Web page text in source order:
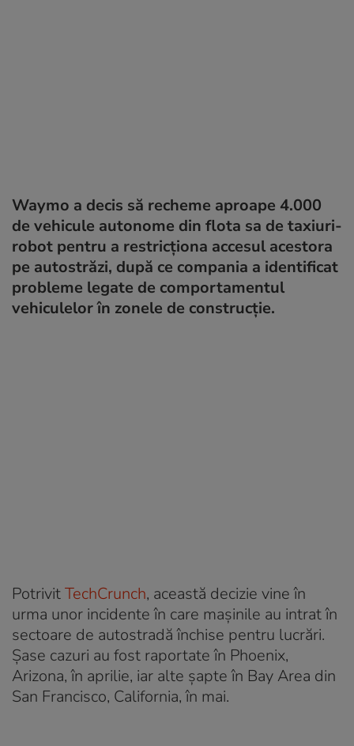
Waymo a decis să recheme aproape 4.000
de vehicule autonome din flota sa de taxiuri-
robot pentru a restricționa accesul acestora
pe autostrăzi, după ce compania a identificat
probleme legate de comportamentul
vehiculelor în zonele de construcție.
PotrivitTechCrunch, această decizie vine în
urma unor incidente în care mașinile au intrat în
sectoare de autostradă închise pentru lucrări.
Șase cazuri au fost raportate în Phoenix,
Arizona, în aprilie, iar alte șapte în Bay Area din
San Francisco, California, în mai.